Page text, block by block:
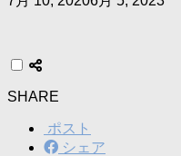
SHARE
ポスト
シェア